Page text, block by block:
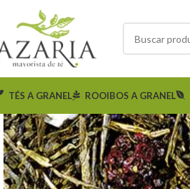
TÉS A GRANEL ROOIBOS A GRANEL